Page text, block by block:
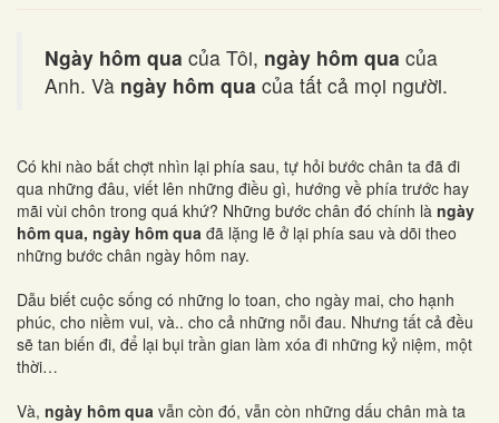
Ngày hôm qua của Tôi, ngày hôm qua của
Anh. Và ngày hôm qua của tất cả mọi người.
Có khi nào bất chợt nhìn lại phía sau, tự hỏi bước chân ta đã đi
qua những đâu, viết lên những điều gì, hướng về phía trước hay
mãi vùi chôn trong quá khứ? Những bước chân đó chính là ngày
hôm qua, ngày hôm qua đã lặng lẽ ở lại phía sau và dõi theo
những bước chân ngày hôm nay.
Dẫu biết cuộc sống có những lo toan, cho ngày mai, cho hạnh
phúc, cho niềm vui, và.. cho cả những nỗi đau. Nhưng tất cả đều
sẽ tan biến đi, để lại bụi trần gian làm xóa đi những kỷ niệm, một
thời…
Và, ngày hôm qua vẫn còn đó, vẫn còn những dấu chân mà ta